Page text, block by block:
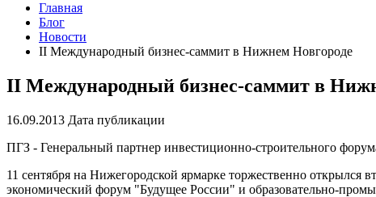
Главная
Блог
Новости
II Международный бизнес-саммит в Нижнем Новгороде
II Международный бизнес-саммит в
16.09.2013 Дата публикации
ПГЗ - Генеральный партнер инвестиционно-строительного
11 сентября на Нижегородской ярмарке торжественно
экономический форум "Будущее России" и образовательно-